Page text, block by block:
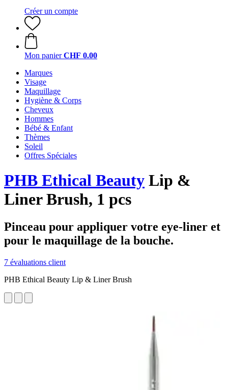
Créer un compte
Mon panier CHF 0.00
Marques
Visage
Maquillage
Hygiène & Corps
Cheveux
Hommes
Bébé & Enfant
Thèmes
Soleil
Offres Spéciales
PHB Ethical Beauty Lip &
Liner Brush, 1 pcs
Pinceau pour appliquer votre eye-liner et
pour le maquillage de la bouche.
7 évaluations client
PHB Ethical Beauty Lip & Liner Brush